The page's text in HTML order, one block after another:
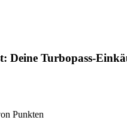
Deine Turbopass-
Punkten